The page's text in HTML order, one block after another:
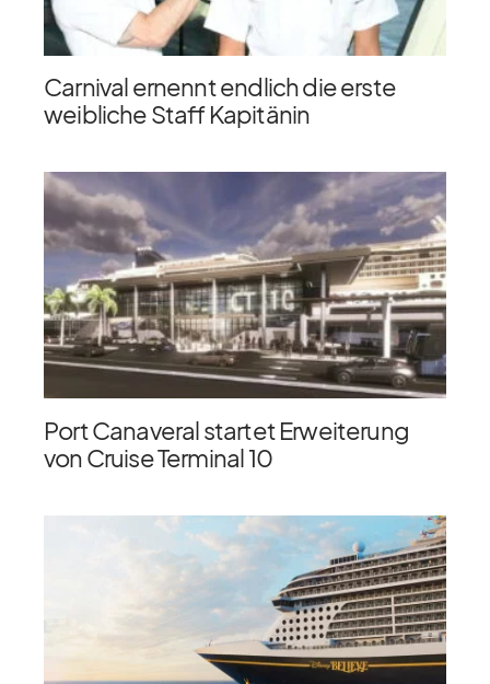
Carnival ernennt endlich die erste
weibliche Staff Kapitänin
Port Canaveral startet Erweiterung
von Cruise Terminal 10